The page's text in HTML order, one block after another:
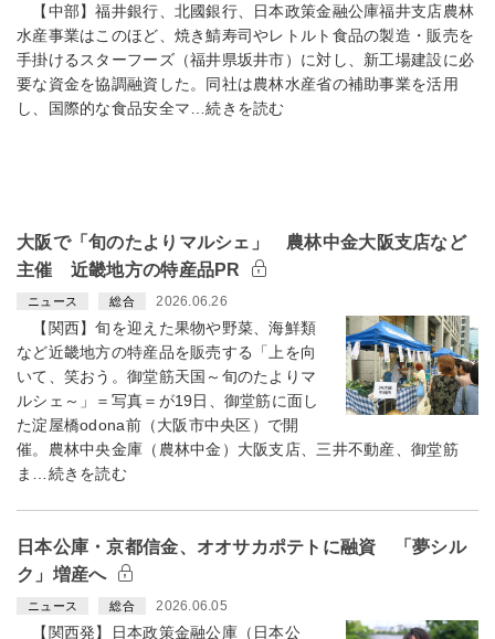
【中部】福井銀行、北國銀行、日本政策金融公庫福井支店農林
水産事業はこのほど、焼き鯖寿司やレトルト食品の製造・販売を
手掛けるスターフーズ（福井県坂井市）に対し、新工場建設に必
要な資金を協調融資した。同社は農林水産省の補助事業を活用
し、国際的な食品安全マ…続きを読む
大阪で「旬のたよりマルシェ」 農林中金大阪支店など
主催 近畿地方の特産品PR
ニュース 総合 2026.06.26
【関西】旬を迎えた果物や野菜、海鮮類
など近畿地方の特産品を販売する「上を向
いて、笑おう。御堂筋天国～旬のたよりマ
ルシェ～」＝写真＝が19日、御堂筋に面し
た淀屋橋odona前（大阪市中央区）で開
催。農林中央金庫（農林中金）大阪支店、三井不動産、御堂筋
ま…続きを読む
日本公庫・京都信金、オオサカポテトに融資 「夢シル
ク」増産へ
ニュース 総合 2026.06.05
【関西発】日本政策金融公庫（日本公